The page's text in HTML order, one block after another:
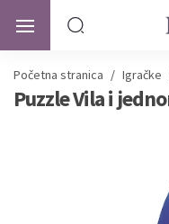
Početna stranica / Igračke
Puzzle Vila i